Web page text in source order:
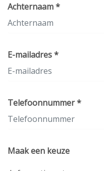
Achternaam *
E-mailadres *
Telefoonnummer *
Maak een keuze